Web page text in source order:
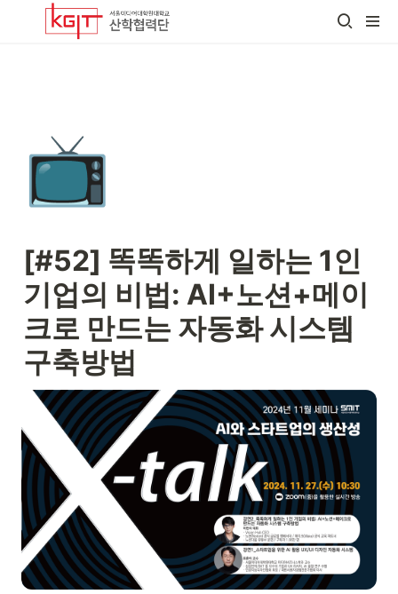
📺
[#52] 똑똑하게 일하는 1인
기업의 비법: AI+노션+메이
크로 만드는 자동화 시스템
구축방법